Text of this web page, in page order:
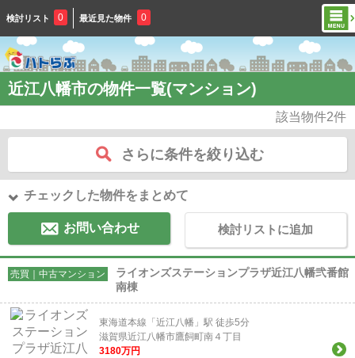
検討リスト 0 最近見た物件 0
近江八幡市の物件一覧(マンション)
該当物件2件
さらに条件を絞り込む
チェックした物件をまとめて
お問い合わせ 検討リストに追加
売買｜中古マンション
ライオンズステーションプラザ近江八幡弐番館
南棟
東海道本線「近江八幡」駅 徒歩5分
滋賀県近江八幡市鷹飼町南４丁目
3180万円